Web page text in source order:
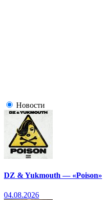
Новости
DZ & Yukmouth — «Poison»
04.08.2026